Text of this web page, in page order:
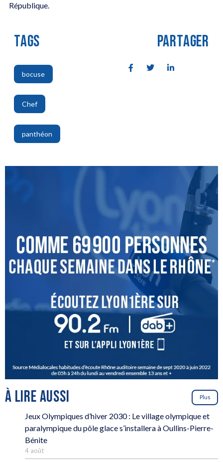
République.
TAGS
bocuse
,
Chef
,
panthéon
PARTAGER
À LIRE AUSSI Plus
Jeux Olympiques d’hiver 2030 : Le village olympique et
paralympique du pôle glace s’installera à Oullins-Pierre-
Bénite
4 août